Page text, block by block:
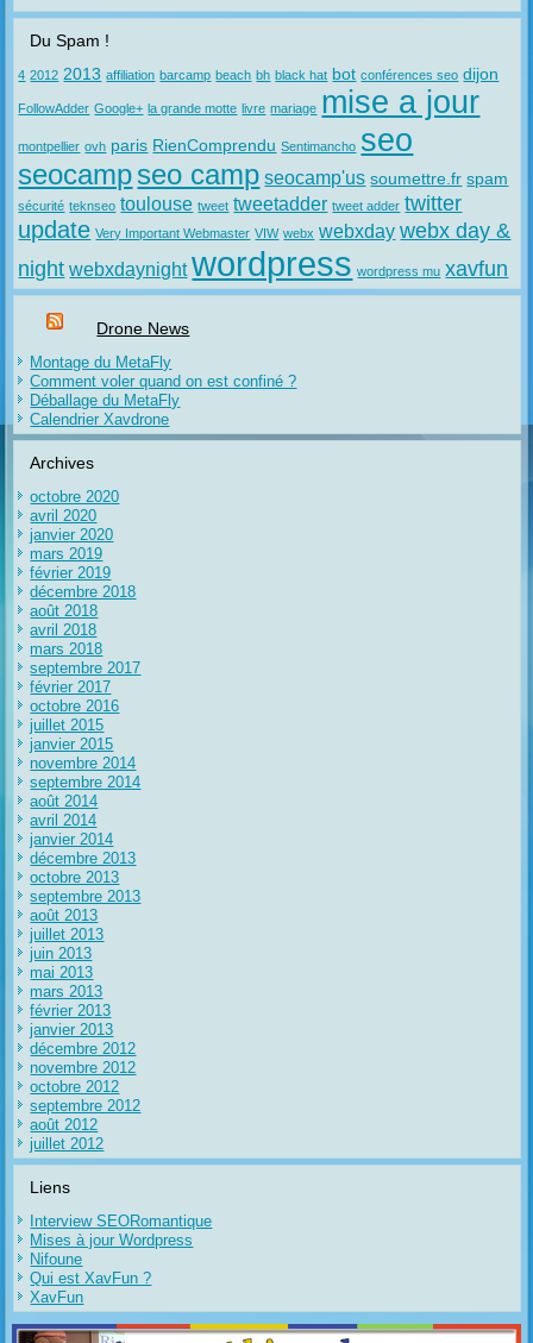
Du Spam !
4 2012 2013 affiliation barcamp beach bh black hat bot conférences seo dijon
FollowAdder Google+ la grande motte livre mariage mise a jour
montpellier ovh paris RienComprendu Sentimancho seo
seocampseo camp seocamp'us soumettre.fr spam
sécurité teknseo toulouse tweet tweetadder tweet adder twitter
update Very Important Webmaster VIW webx webxday webx day &
night webxdaynight wordpress wordpress mu xavfun
Drone News
Montage du MetaFly
Comment voler quand on est confiné ?
Déballage du MetaFly
Calendrier Xavdrone
Archives
octobre 2020
avril 2020
janvier 2020
mars 2019
février 2019
décembre 2018
août 2018
avril 2018
mars 2018
septembre 2017
février 2017
octobre 2016
juillet 2015
janvier 2015
novembre 2014
septembre 2014
août 2014
avril 2014
janvier 2014
décembre 2013
octobre 2013
septembre 2013
août 2013
juillet 2013
juin 2013
mai 2013
mars 2013
février 2013
janvier 2013
décembre 2012
novembre 2012
octobre 2012
septembre 2012
août 2012
juillet 2012
Liens
Interview SEORomantique
Mises à jour Wordpress
Nifoune
Qui est XavFun ?
XavFun